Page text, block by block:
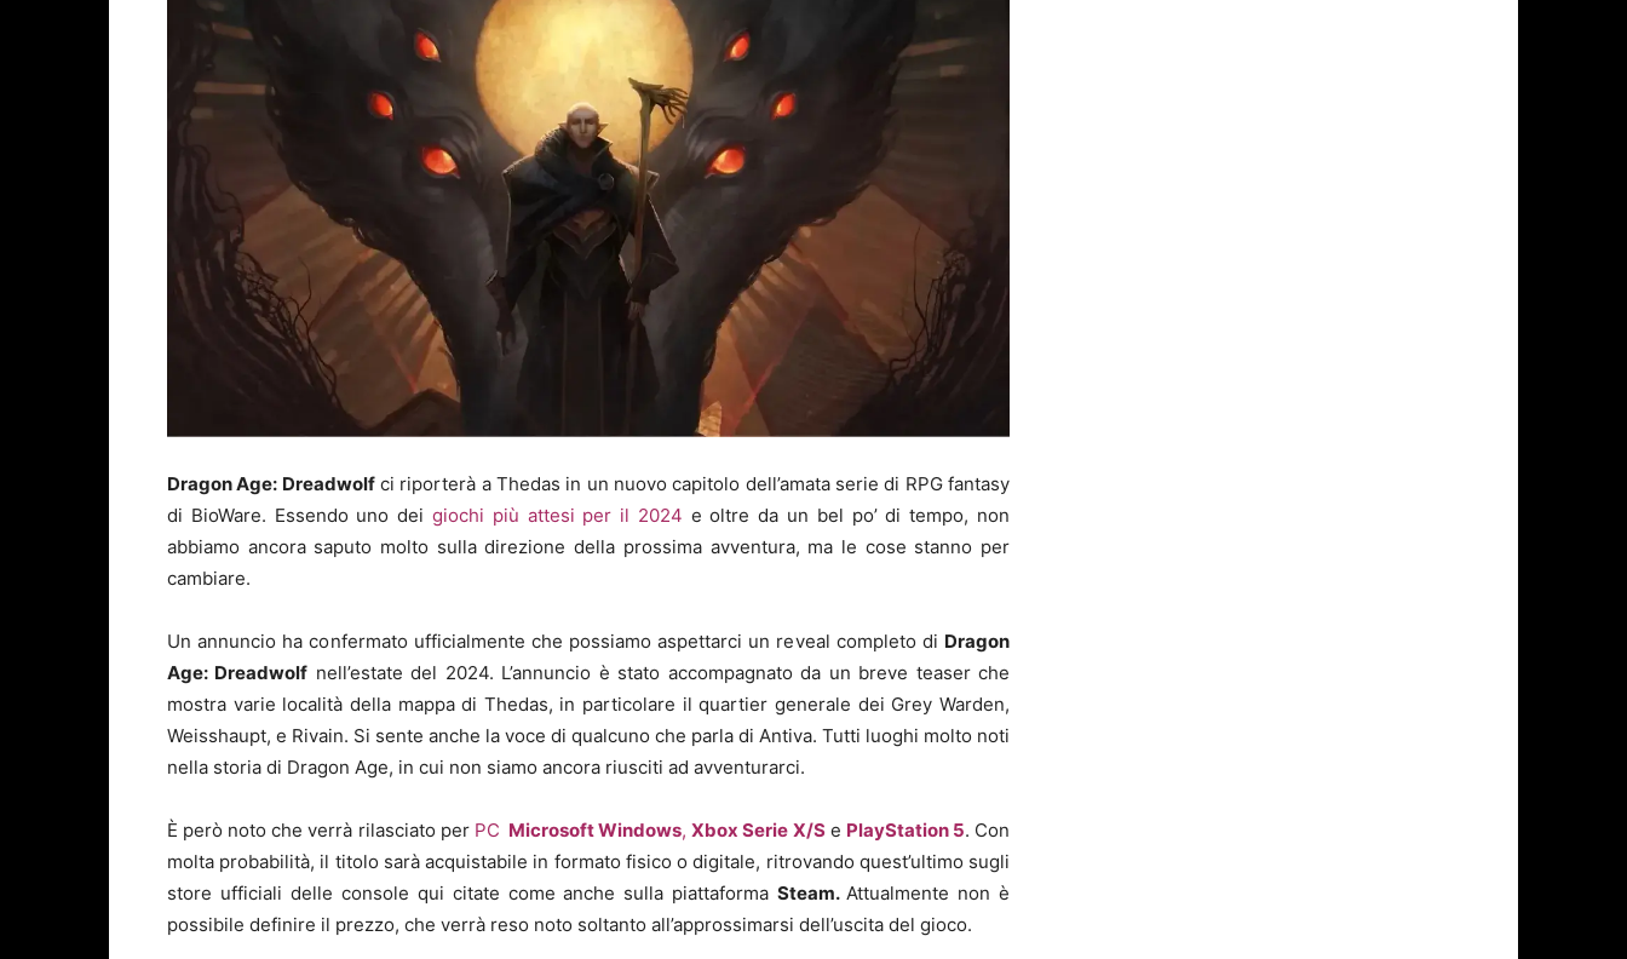
Dragon Age: Dreadwolfci riporterà a Thedas in un nuovo capitolo dell’amata serie di RPG fantasy
di BioWare. Essendo uno dei giochi più attesi per il 2024 e oltre da un bel po’ di tempo, non
abbiamo ancora saputo molto sulla direzione della prossima avventura, ma le cose stanno per
cambiare.
Un annuncio ha confermato ufficialmente che possiamo aspettarci un reveal completo di Dragon
Age: Dreadwolf nell’estate del 2024. L’annuncio è stato accompagnato da un breve teaser che
mostra varie località della mappa di Thedas, in particolare il quartier generale dei Grey Warden,
Weisshaupt, e Rivain. Si sente anche la voce di qualcuno che parla di Antiva. Tutti luoghi molto noti
nella storia di Dragon Age, in cui non siamo ancora riusciti ad avventurarci.
È però noto che verrà rilasciato per PC Microsoft Windows,Xbox Serie X/Se PlayStation 5. Con
molta probabilità, il titolo sarà acquistabile in formato fisico o digitale, ritrovando quest’ultimo sugli
store ufficiali delle console qui citate come anche sulla piattaformaSteam. Attualmente non è
possibile definire il prezzo, che verrà reso noto soltanto all’approssimarsi dell’uscita del gioco.